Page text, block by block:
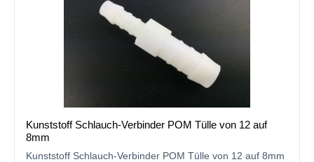
Kunststoff Schlauch-Verbinder POM Tülle von 12 auf
8mm
Kunststoff Schlauch-Verbinder POM Tülle von 12 auf 8mm